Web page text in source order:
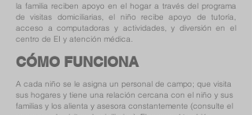
la familia reciben apoyo en el hogar a través del programa
de visitas domiciliarias, el niño recibe apoyo de tutoría,
acceso a computadoras y actividades, y diversión en el
centro de EI y atención médica.
CÓMO FUNCIONA
A cada niño se le asigna un personal de campo; que visita
sus hogares y tiene una relación cercana con el niño y sus
familias y los alienta y asesora constantemente (consulte el